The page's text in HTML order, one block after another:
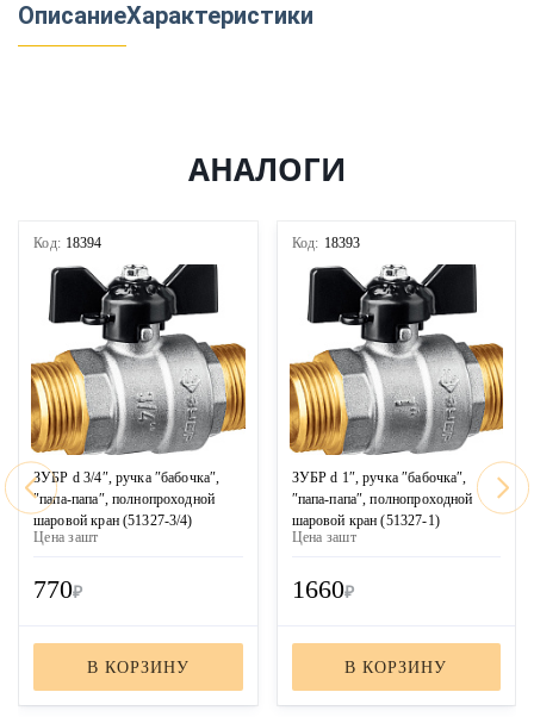
ОписаниеХарактеристики
АНАЛОГИ
Код: 18394
ЗУБР d 3/4″, ручка ″бабочка″,
″папа-папа″, полнопроходной
шаровой кран (51327-3/4)
Цена зашт
770₽
В КОРЗИНУ
Код: 18393
ЗУБР d 1″, ручка ″бабочка″,
″папа-папа″, полнопроходной
шаровой кран (51327-1)
Цена зашт
1660₽
В КОРЗИНУ